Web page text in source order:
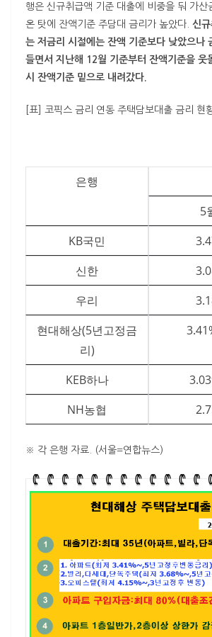
행은 신규취급액 기준 대출에 비중을 둬 가산
온 탓에 잔액기준 주담대 금리가 높았다. 신
는 저금리 시절에는 잔액 기준보다 낮았으나
들면서 지난해 12월 기준부터 잔액기준을 웃
시 잔액기준 밑으로 내려갔다.
[표] 코픽스 금리 연동 주택담보대출 금리 현
은행
5
KB국민
신한
우리
현대해상(5년고정금
리)
KEB하나
NH농협
※ 각 은행 자료. (서울=연합뉴스)